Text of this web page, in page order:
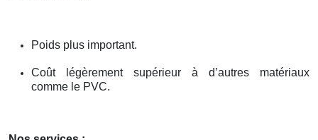
Poids plus important.
Coût légèrement supérieur à d’autres matériaux
comme le PVC.